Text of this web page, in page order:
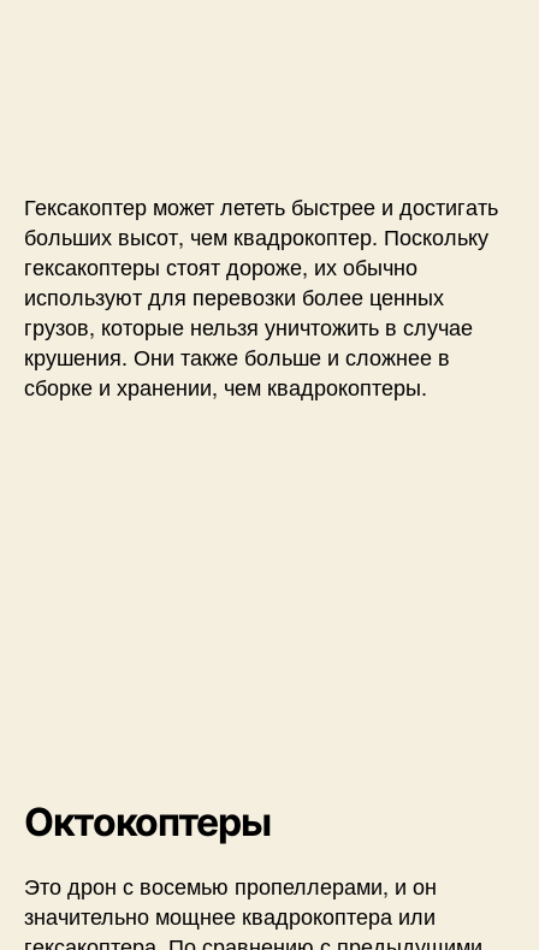
Гексакоптер может лететь быстрее и достигать
больших высот, чем квадрокоптер. Поскольку
гексакоптеры стоят дороже, их обычно
используют для перевозки более ценных
грузов, которые нельзя уничтожить в случае
крушения. Они также больше и сложнее в
сборке и хранении, чем квадрокоптеры.
Октокоптеры
Это дрон с восемью пропеллерами, и он
значительно мощнее квадрокоптера или